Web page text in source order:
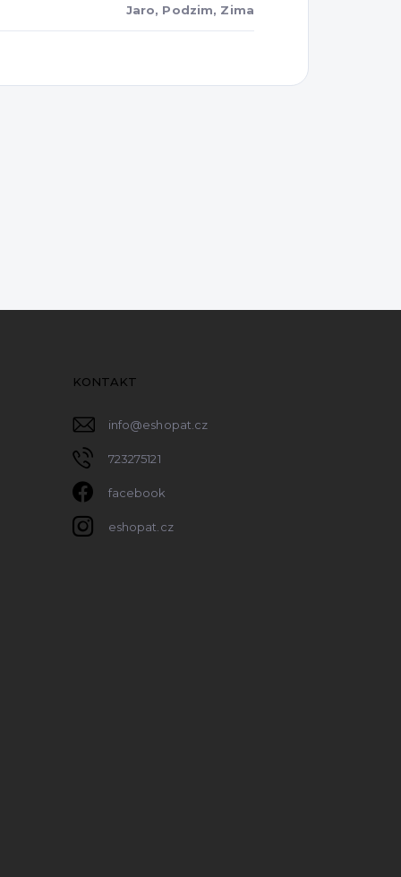
Jaro, Podzim, Zima
KONTAKT
info@eshopat.cz
723275121
facebook
eshopat.cz